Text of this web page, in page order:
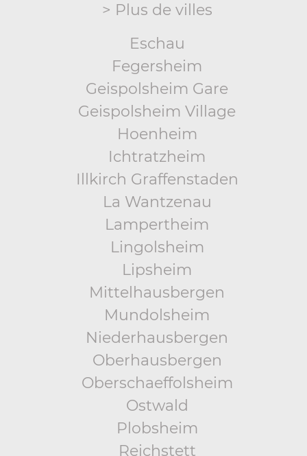
> Plus de villes
Eschau
Fegersheim
Geispolsheim Gare
Geispolsheim Village
Hoenheim
Ichtratzheim
Illkirch Graffenstaden
La Wantzenau
Lampertheim
Lingolsheim
Lipsheim
Mittelhausbergen
Mundolsheim
Niederhausbergen
Oberhausbergen
Oberschaeffolsheim
Ostwald
Plobsheim
Reichstett